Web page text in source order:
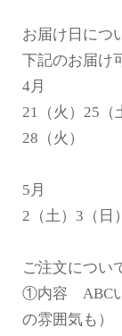
お届け日につ
下記のお届け
4月
21（火）25（
28（火）
5月
2（土）3（日）
ご注文につい
①内容 ABCい
の雰囲気も）